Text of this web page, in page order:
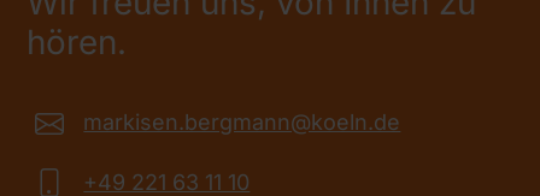
hören.
markisen.bergmann@koeln.de
+49 221 63 11 10